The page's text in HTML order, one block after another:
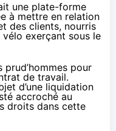
une plate-forme
à mettre en relation
des clients, nourris
exerçant sous le
prud’hommes pour
de travail.
d’une liquidation
accroché au
droits dans cette